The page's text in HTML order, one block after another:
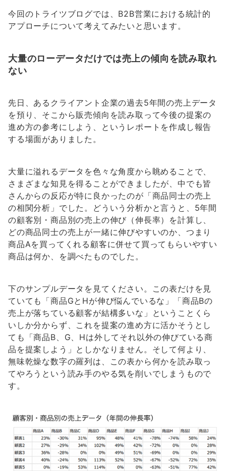
今回のトライツブログでは、B2B営業における統計的
アプローチについて考えてみたいと思います。
大量のローデータだけでは売上の傾向を読み取れ
ない
先日、あるクライアント企業の過去5年間の売上データ
を預り、そこから販売傾向を読み取って今後の提案の
進め方の参考にしよう、というレポートを作成し報告
する場面がありました。
大量に溢れるデータを色々な角度から眺めることで、
さまざまな知見を得ることができましたが、中でも皆
さんからの反応が特に良かったのが「商品同士の売上
の相関分析」でした。どういう分析かと言うと、5年間
の顧客別・商品別の売上の伸び（伸長率）を計算し、
どの商品同士の売上が一緒に伸びやすいのか、つまり
商品Aを買ってくれる顧客に併せて買ってもらいやすい
商品は何か、を調べたものでした。
下のサンプルデータを見てください。この表だけを見
ていても「商品GとHが伸び悩んでいるな」「商品Bの
売上が落ちている顧客が結構多いな」ということくら
いしか分からず、これを提案の進め方に活かそうとし
ても「商品B、G、Hは外してそれ以外の伸びている商
品を提案しよう」としかなりません。そして何より、
無味乾燥な数字の羅列は、この表から何かを読み取っ
てやろうという読み手のやる気を削いでしまうもので
す。